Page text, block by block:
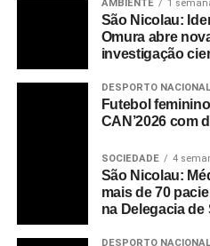
AMBIENTE 1
São Nicolau:
Omura abre
investigação
DESPORTO NACIONAL
Futebol
CAN’2026 com
SOCIEDADE 4
São Nicolau:
mais de 70
na Delegacia de
DESPORTO NACIONAL